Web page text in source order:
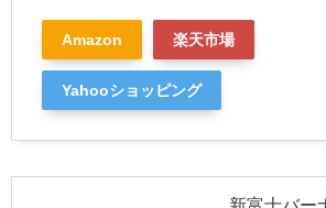
Amazon 楽天市場
Yahooショッピング